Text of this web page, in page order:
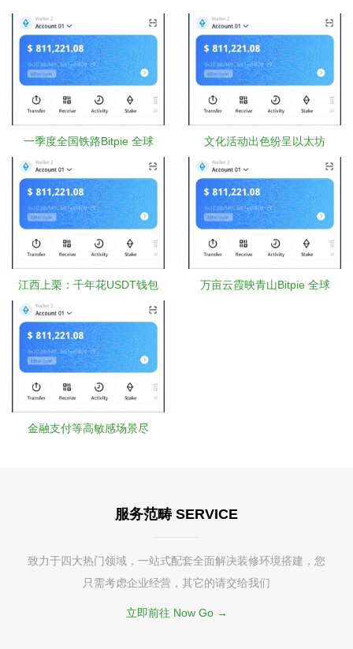
一季度全国铁路Bitpie 全球 文化活动出色纷呈以太坊
江西上栗：千年花USDT钱包 万亩云霞映青山Bitpie 全球
金融支付等高敏感场景尽
服务范畴 SERVICE
致力于四大热门领域，一站式配套全面解决装修环境搭建，您
只需考虑企业经营，其它的请交给我们
立即前往 Now Go →